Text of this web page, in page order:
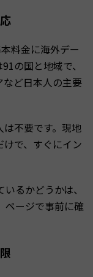
料金に海外デー
の国と地域で、
ど日本人の主要
不要です。現地
で、すぐにイン
るかどうかは、
ページで事前に確